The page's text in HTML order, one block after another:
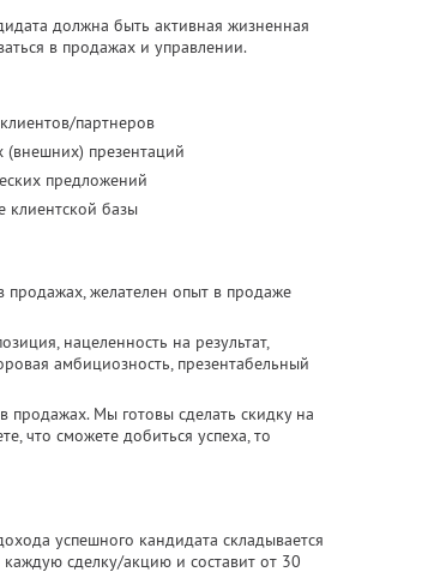
должна быть активная жизненная
в продажах и управлении.
партнеров
презентаций
предложений
клиентской базы
продажах, желателен опыт в продаже
нацеленность на результат,
амбициозность, презентабельный
продажах. Мы готовы сделать скидку на
что сможете добиться успеха, то
успешного кандидата складывается
сделку/акцию и составит от 30